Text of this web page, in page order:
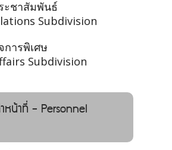
ะชาสัมพันธ์
Subdivision
การพิเศษ
Subdivision
าหน้าที่ - Personnel